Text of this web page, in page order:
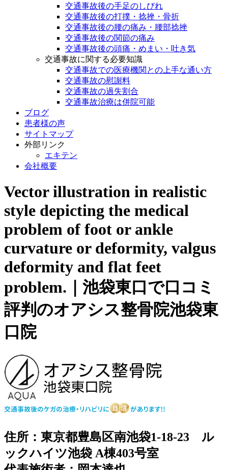
交通事故後の手足のしびれ
交通事故後の打撲・捻挫・骨折
交通事故後の腰の痛み・腰部捻挫
交通事故後の関節の痛み
交通事故後の頭痛・めまい・吐き気
交通事故に関する必要知識
交通事故での医療機関との上手な通い方
交通事故の慰謝料
交通事故の過失割合
交通事故治療は併院可能
ブログ
患者様の声
サイトマップ
外部リンク
エキテン
会社概要
Vector illustration in realistic
style depicting the medical
problem of foot or ankle
curvature or deformity, valgus
deformity and flat feet
problem.｜池袋東口で口コミ
評判のオアシス整骨院池袋東
口院
住所：東京都豊島区南池袋1-18-23 ル
ックハイツ池袋 A棟403号室